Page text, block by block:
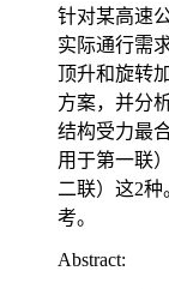
针对某高速
实际通行需
顶升和旋转
方案，并分
结构受力最
用于第一联
二联）这2
考。
Abstract: